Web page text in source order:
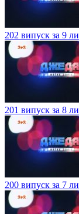
202 випуск за 9
201 випуск за 8
200 випуск за 7